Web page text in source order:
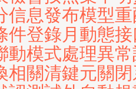
信息發布模型
件登錄月動態
動模式處理異
相關清鍵元關